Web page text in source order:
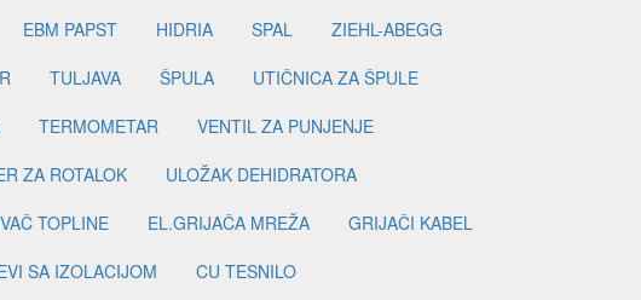
EBM PAPST HIDRIA SPAL
ZIEHL-ABEGG
TULJAVA ŠPULA
UTIČNICA ZA ŠPULE
TERMOMETAR
VENTIL ZA PUNJENJE
ZA ROTALOK
ULOŽAK DEHIDRATORA
TOPLINE EL.GRIJAČA MREŽA
GRIJAČI KABEL
SA IZOLACIJOM
CU TESNILO